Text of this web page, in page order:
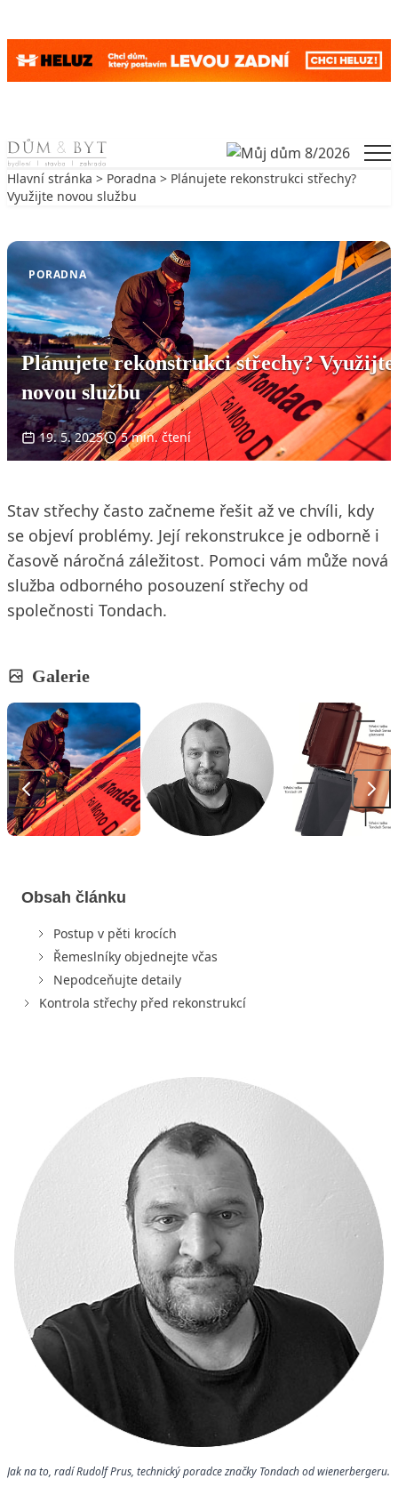
Skip to content
Hlavní stránka > Poradna > Plánujete rekonstrukci střechy?
Využijte novou službu
PORADNA
Plánujete rekonstrukci střechy? Využijte
novou službu
19. 5. 2025 5 min. čtení
Stav střechy často začneme řešit až ve chvíli, kdy
se objeví problémy. Její rekonstrukce je odborně i
časově náročná záležitost. Pomoci vám může nová
služba odborného posouzení střechy od
společnosti Tondach.
Galerie
Obsah článku
Postup v pěti krocích
Řemeslníky objednejte včas
Nepodceňujte detaily
Kontrola střechy před rekonstrukcí
Jak na to, radí Rudolf Prus, technický poradce značky Tondach od wienerbergeru.